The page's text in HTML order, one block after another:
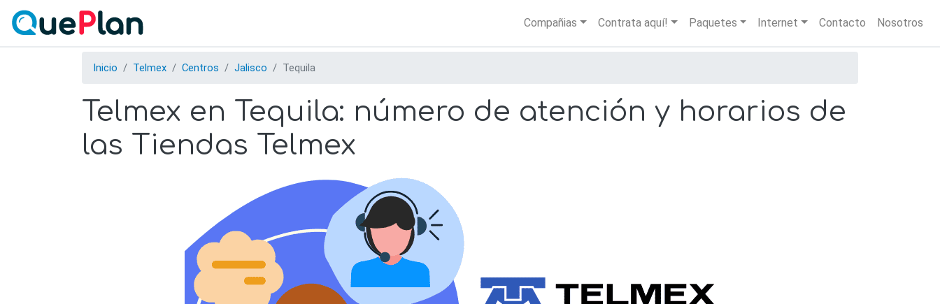
Main navigation
Compañias Contrata aquí! Paquetes Internet Contacto Nosotros
Inicio Telmex Centros Jalisco Tequila
Telmex en Tequila: número de atención y horarios de
las Tiendas Telmex